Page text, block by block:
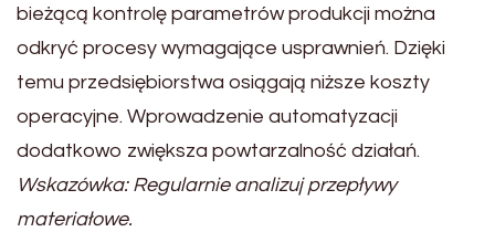
bieżącą kontrolę parametrów produkcji można
odkryć procesy wymagające usprawnień. Dzięki
temu przedsiębiorstwa osiągają niższe koszty
operacyjne. Wprowadzenie automatyzacji
dodatkowo zwiększa powtarzalność działań.
Wskazówka: Regularnie analizuj przepływy
materiałowe.